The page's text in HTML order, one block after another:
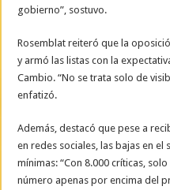
gobierno”, sostuvo.
Rosemblat reiteró que la
y armó las listas con la
Cambio. “No se trata solo de
enfatizó.
Además, destacó que pese a
en redes sociales, las bajas en
mínimas: “Con 8.000 críticas,
número apenas por encima del